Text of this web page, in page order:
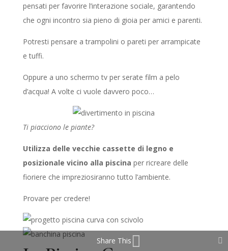
pensati per favorire l’interazione sociale, garantendo
che ogni incontro sia pieno di gioia per amici e parenti.
Potresti pensare a trampolini o pareti per arrampicate
e tuffi.
Oppure a uno schermo tv per serate film a pelo
d’acqua! A volte ci vuole davvero poco…
Ti piacciono le piante?
Utilizza delle vecchie cassette di legno e
posizionale vicino alla piscina per ricreare delle
fioriere che impreziosiranno tutto l’ambiente.
Provare per credere!
Share This